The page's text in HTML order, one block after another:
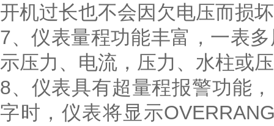
开机过长也不会因欠电压而损
7、仪表量程功能丰富，一表
示压力、电流，压力、水柱或
8、仪表具有超量程报警功能
字时，仪表将显示